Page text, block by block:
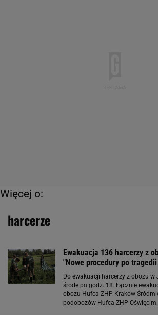
Więcej o:
harcerze
Ewakuacja 136 harcerzy z
"Nowe procedury po
Do ewakuacji harcerzy z obozu w
środę po godz. 18. Łącznie
obozu Hufca ZHP Kraków-
podobozów Hufca ZHP